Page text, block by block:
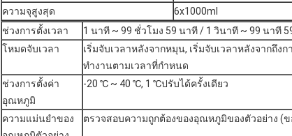
ความจุสูงสุด
6x1000ml
ช่วงการตั้งเวลา
1 นาที ~ 99 ชั่วโมง 59 นาที / 1 วินาที ~ 99 นาที
โหมดจับเวลา
เริ่มจับเวลาหลังจากหมุน, เริ่มจับเวลาหลังจากถึงก
ทำงานตามเวลาที่กำหนด
ช่วงการตั้งค่า
อุณหภูมิ
-20 ℃ ~ 40 ℃, 1 ℃ปรับได้ครั้งเดียว
ความแม่นยำของ
ตรวจสอบความถูกต้องของอุณหภูมิของตัวอย่าง (